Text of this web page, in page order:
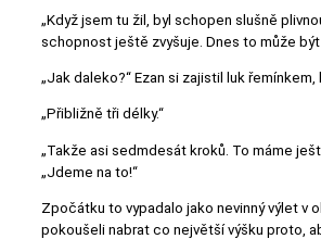
„Když jsem tu žil, byl schopen slušně
schopnost ještě zvyšuje. Dnes to může
„Jak daleko?“ Ezan si zajistil luk
„Přibližně tři délky.“
„Takže asi sedmdesát kroků. To máme
„Jdeme na to!“
Zpočátku to vypadalo jako nevinný výlet v
pokoušeli nabrat co největší výšku proto,